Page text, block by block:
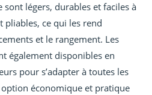
sont légers, durables et faciles à
pliables, ce qui les rend
et le rangement. Les
également disponibles en
pour s’adapter à toutes les
économique et pratique